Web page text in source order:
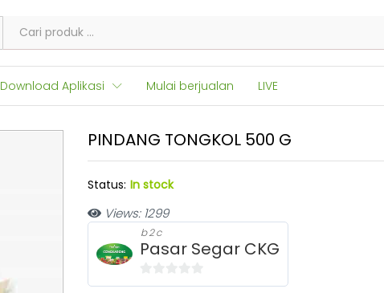
Download Aplikasi Mulai berjualan LIVE
PINDANG TONGKOL 500 G
Status: In stock
Views: 1299
b2c
Pasar Segar CKG
0